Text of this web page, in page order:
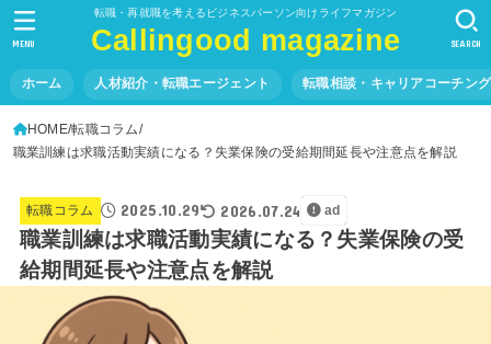
転職・再就職を考えるビジネスパーソン向けライフマガジン
Callingood magazine
ホーム 人材紹介・転職エージェント 転職相談・キャリアコーチング
SEARCH
MENU
HOME 転職コラム
職業訓練は求職活動実績になる？失業保険の受給期間延長や注意点を解説
転職コラム 2025.10.29 2026.07.24 ad
職業訓練は求職活動実績になる？失業保険の受
給期間延長や注意点を解説